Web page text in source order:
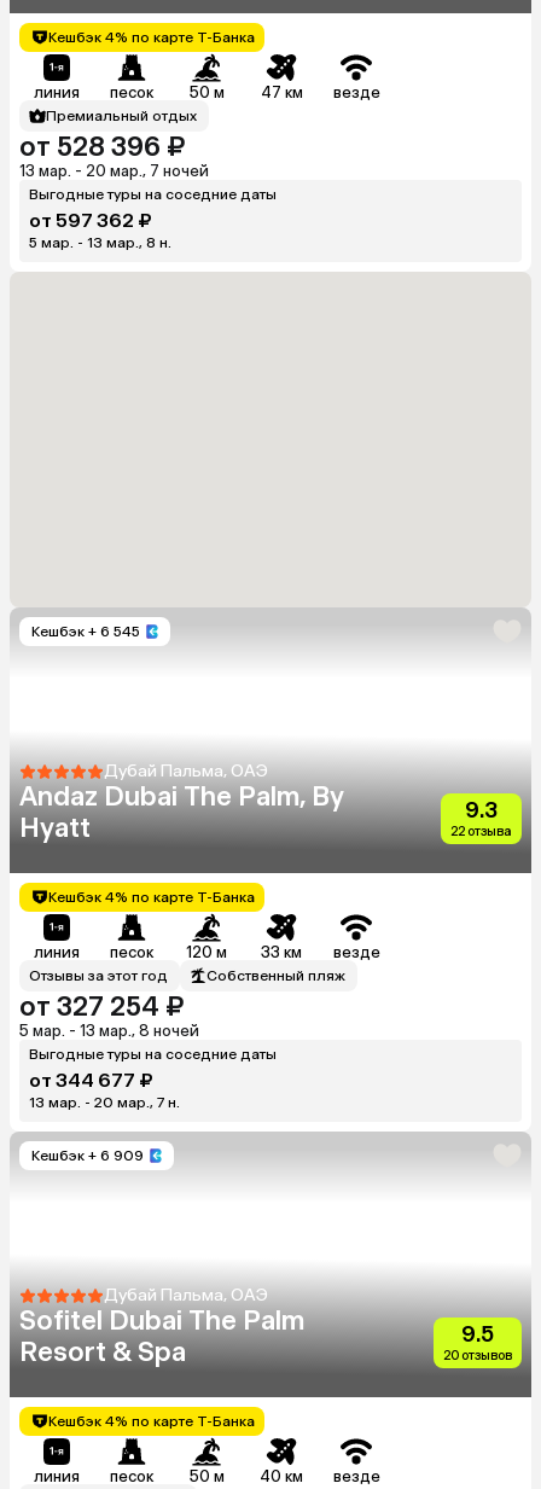
Кешбэк 4% по карте Т-Банка
линия песок 50 м 47 км везде
Премиальный отдых
от 528 396 ₽
13 мар. - 20 мар., 7 ночей
Выгодные туры на соседние даты
от 597 362 ₽
5 мар. - 13 мар., 8 н.
Кешбэк + 6 545
Дубай Пальма, ОАЭ
Andaz Dubai The Palm, By
Hyatt
9.3
22 отзыва
Кешбэк 4% по карте Т-Банка
линия песок 120 м 33 км везде
Отзывы за этот год Собственный пляж
от 327 254 ₽
5 мар. - 13 мар., 8 ночей
Выгодные туры на соседние даты
от 344 677 ₽
13 мар. - 20 мар., 7 н.
Кешбэк + 6 909
Дубай Пальма, ОАЭ
Sofitel Dubai The Palm
Resort & Spa
9.5
20 отзывов
Кешбэк 4% по карте Т-Банка
линия песок 50 м 40 км везде